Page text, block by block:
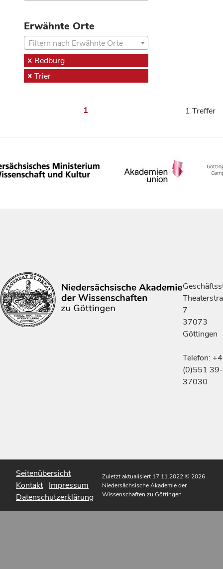
Erwähnte Orte
Filtern nach Erwähnte Orte
Bedburg
Trier
1 1 Treffer
7
37073
Göttingen
Telefon:
(0)551 39-
37030
Seitenübersicht
Kontakt Impressum
Datenschutzerklärung
Zuletzt aktualisiert 17.11.2022© 2026
Niedersächsische Akademie der
Wissenschaften zu Göttingen